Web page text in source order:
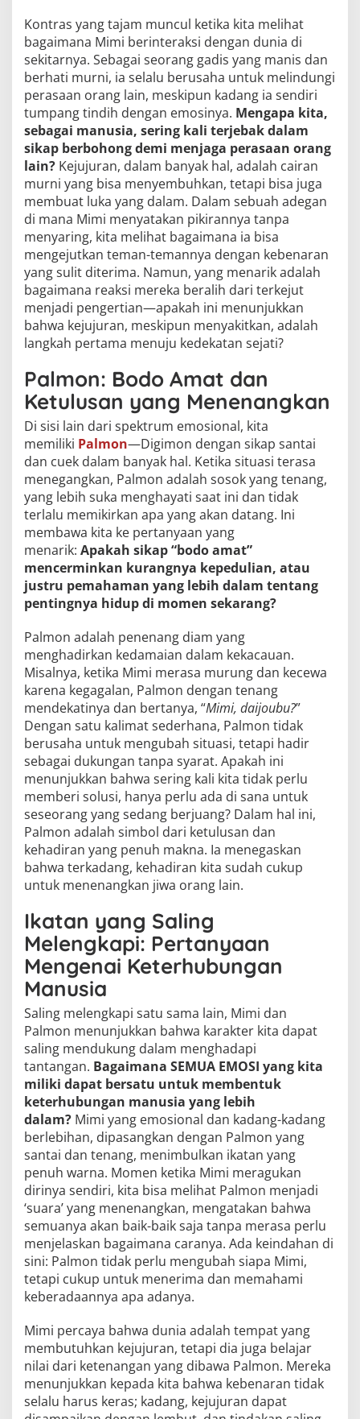
Kontras yang tajam muncul ketika kita melihat
bagaimana Mimi berinteraksi dengan dunia di
sekitarnya. Sebagai seorang gadis yang manis dan
berhati murni, ia selalu berusaha untuk melindungi
perasaan orang lain, meskipun kadang ia sendiri
tumpang tindih dengan emosinya. Mengapa kita,
sebagai manusia, sering kali terjebak dalam
sikap berbohong demi menjaga perasaan orang
lain? Kejujuran, dalam banyak hal, adalah cairan
murni yang bisa menyembuhkan, tetapi bisa juga
membuat luka yang dalam. Dalam sebuah adegan
di mana Mimi menyatakan pikirannya tanpa
menyaring, kita melihat bagaimana ia bisa
mengejutkan teman-temannya dengan kebenaran
yang sulit diterima. Namun, yang menarik adalah
bagaimana reaksi mereka beralih dari terkejut
menjadi pengertian—apakah ini menunjukkan
bahwa kejujuran, meskipun menyakitkan, adalah
langkah pertama menuju kedekatan sejati?
Palmon: Bodo Amat dan
Ketulusan yang Menenangkan
Di sisi lain dari spektrum emosional, kita
memiliki Palmon—Digimon dengan sikap santai
dan cuek dalam banyak hal. Ketika situasi terasa
menegangkan, Palmon adalah sosok yang tenang,
yang lebih suka menghayati saat ini dan tidak
terlalu memikirkan apa yang akan datang. Ini
membawa kita ke pertanyaan yang
menarik: Apakah sikap “bodo amat”
mencerminkan kurangnya kepedulian, atau
justru pemahaman yang lebih dalam tentang
pentingnya hidup di momen sekarang?
Palmon adalah penenang diam yang
menghadirkan kedamaian dalam kekacauan.
Misalnya, ketika Mimi merasa murung dan kecewa
karena kegagalan, Palmon dengan tenang
mendekatinya dan bertanya, “Mimi, daijoubu?”
Dengan satu kalimat sederhana, Palmon tidak
berusaha untuk mengubah situasi, tetapi hadir
sebagai dukungan tanpa syarat. Apakah ini
menunjukkan bahwa sering kali kita tidak perlu
memberi solusi, hanya perlu ada di sana untuk
seseorang yang sedang berjuang? Dalam hal ini,
Palmon adalah simbol dari ketulusan dan
kehadiran yang penuh makna. Ia menegaskan
bahwa terkadang, kehadiran kita sudah cukup
untuk menenangkan jiwa orang lain.
Ikatan yang Saling
Melengkapi: Pertanyaan
Mengenai Keterhubungan
Manusia
Saling melengkapi satu sama lain, Mimi dan
Palmon menunjukkan bahwa karakter kita dapat
saling mendukung dalam menghadapi
tantangan. Bagaimana SEMUA EMOSI yang kita
miliki dapat bersatu untuk membentuk
keterhubungan manusia yang lebih
dalam? Mimi yang emosional dan kadang-kadang
berlebihan, dipasangkan dengan Palmon yang
santai dan tenang, menimbulkan ikatan yang
penuh warna. Momen ketika Mimi meragukan
dirinya sendiri, kita bisa melihat Palmon menjadi
‘suara’ yang menenangkan, mengatakan bahwa
semuanya akan baik-baik saja tanpa merasa perlu
menjelaskan bagaimana caranya. Ada keindahan di
sini: Palmon tidak perlu mengubah siapa Mimi,
tetapi cukup untuk menerima dan memahami
keberadaannya apa adanya.
Mimi percaya bahwa dunia adalah tempat yang
membutuhkan kejujuran, tetapi dia juga belajar
nilai dari ketenangan yang dibawa Palmon. Mereka
menunjukkan kepada kita bahwa kebenaran tidak
selalu harus keras; kadang, kejujuran dapat